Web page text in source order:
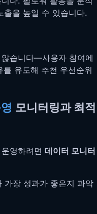
출을 높일 수 있습니다.
습니다—사용자 참여에
유도해 추천 우선순위
모니터링과 최적
영하려면 데이터 모니터
가장 성과가 좋은지 파악